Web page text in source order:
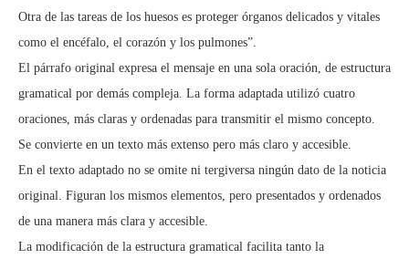
Otra de las tareas de los huesos es proteger órganos delicados y vitales
como el encéfalo, el corazón y los pulmones”.
El párrafo original expresa el mensaje en una sola oración, de estructura
gramatical por demás compleja. La forma adaptada utilizó cuatro
oraciones, más claras y ordenadas para transmitir el mismo concepto.
Se convierte en un texto más extenso pero más claro y accesible.
En el texto adaptado no se omite ni tergiversa ningún dato de la noticia
original. Figuran los mismos elementos, pero presentados y ordenados
de una manera más clara y accesible.
La modificación de la estructura gramatical facilita tanto la